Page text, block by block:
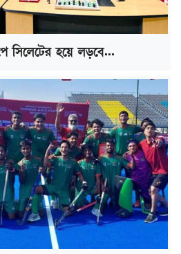
সিলেটের হয়ে লড়বে...